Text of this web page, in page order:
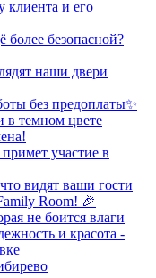
клиента и его
более безопасной?
наши двери
без предоплаты✨
темном цвете
участие в
видят ваши гости
Room! 🎉
не боится влаги
и красота -